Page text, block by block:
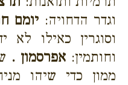
וגדר הדחויה: יומם
וסוגרין כאילו לא
וחותמין: אפרסמון .
ממון כדי שיהו